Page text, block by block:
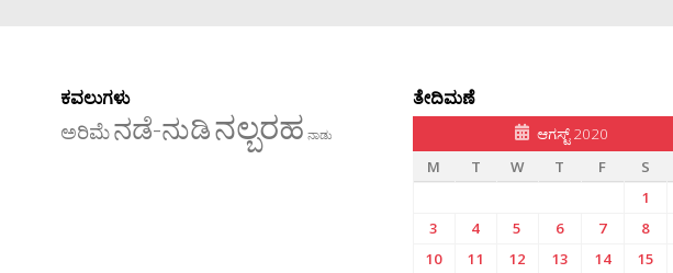
ಕವಲುಗಳು
ಅರಿಮೆನಡೆ-ನುಡಿನಲ್ಬರಹ ನಾಡು
ತೇದಿಮಣೆ
ಆಗಸ್ಟ್ 2020
M
T W T F S
1
3
4 5 6 7 8
10
11 12 13 14 15